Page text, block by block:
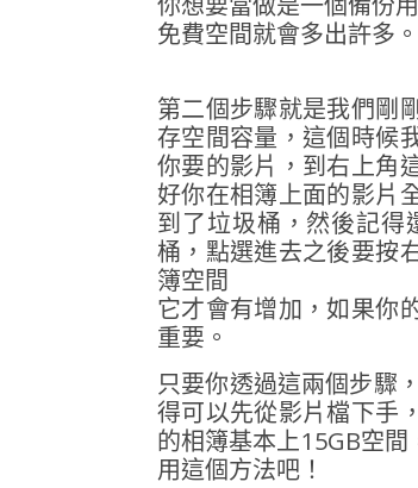
免費空間就會多出許多。
第二個步驟就是我們剛
存空間容量，這個時候
你要的影片，到右上角
好你在相簿上面的影片
到了垃圾桶，然後記得
桶，點選進去之後要按
簿空間
它才會有增加，如果你
重要。
只要你透過這兩個步驟
得可以先從影片檔下手
的相簿基本上15GB空
用這個方法吧！